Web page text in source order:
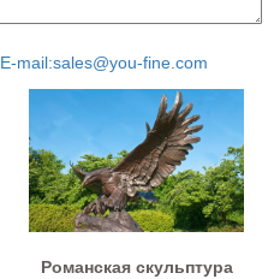
E-mail:sales@you-fine.com
Романская скульптура